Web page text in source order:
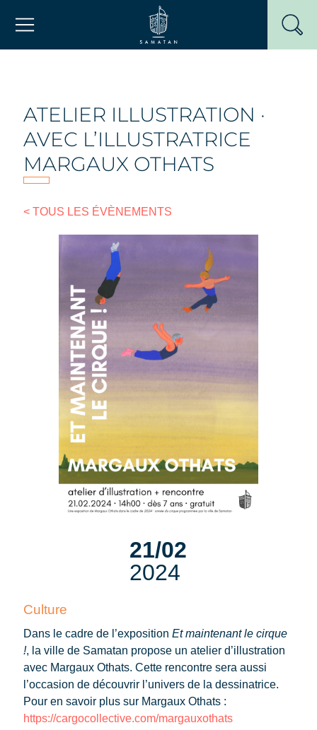
Mairie de Samatan
ATELIER ILLUSTRATION ·
AVEC L’ILLUSTRATRICE
MARGAUX OTHATS
< TOUS LES ÉVÈNEMENTS
21/02
2024
Culture
Dans le cadre de l’exposition Et maintenant le cirque
!, la ville de Samatan propose un atelier d’illustration
avec Margaux Othats. Cette rencontre sera aussi
l’occasion de découvrir l’univers de la dessinatrice.
Pour en savoir plus sur Margaux Othats :
https://cargocollective.com/margauxothats